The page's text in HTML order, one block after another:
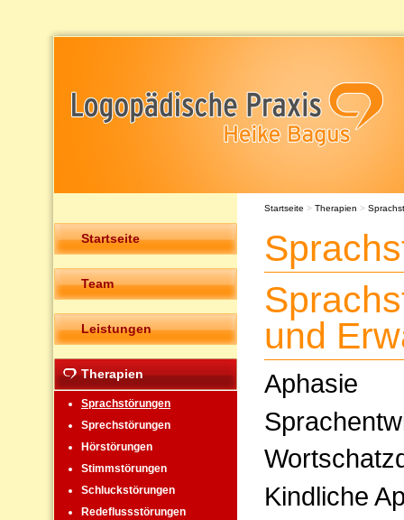
Startseite
Team
Leistungen
Therapien
Sprachstörungen
Sprechstörungen
Hörstörungen
Stimmstörungen
Schluckstörungen
Redeflussstörungen
Startseite > Therapien >
und
Aphasie
Kindliche